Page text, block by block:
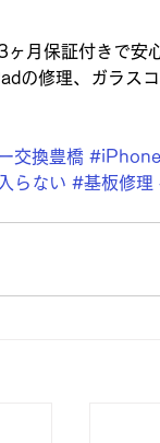
ヶ月保証付きで安
の修理、ガラス
交換豊橋
らない #基板修理